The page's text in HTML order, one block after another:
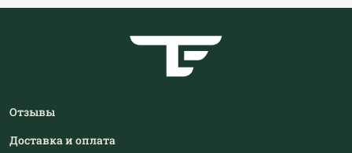
Отзывы
Доставка и оплата